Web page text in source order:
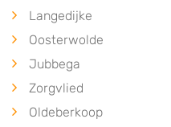
Langedijke
Oosterwolde
Jubbega
Zorgvlied
Oldeberkoop